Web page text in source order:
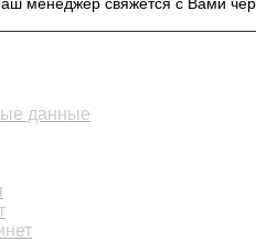
менеджер свяжется с Вами
данные